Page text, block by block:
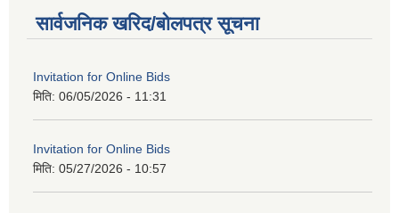
सार्वजनिक खरिद/बोलपत्र सूचना
Invitation for Online Bids
मिति: 06/05/2026 - 11:31
Invitation for Online Bids
मिति: 05/27/2026 - 10:57